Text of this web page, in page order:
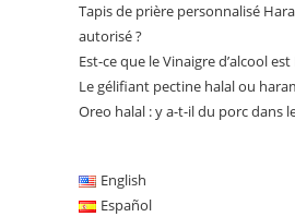
Tapis de prière personnalisé
autorisé ?
Est-ce que le Vinaigre d’alcool
Le gélifiant pectine halal ou
Oreo halal : y a-t-il du porc dans
English
Español